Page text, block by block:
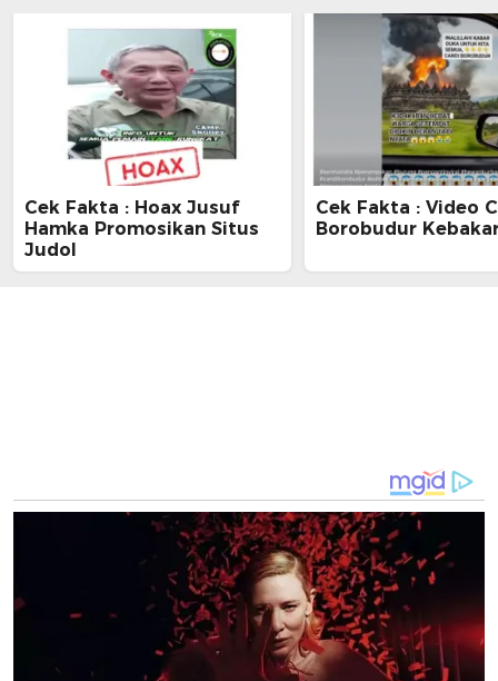
Cek Fakta : Hoax Jusuf
Hamka Promosikan Situs
Judol
Cek Fakta : Video
Borobudur